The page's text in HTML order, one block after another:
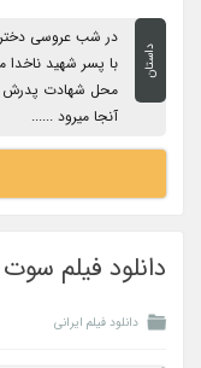
داستان
در شب عروسی دختر
با پسر شهید
محل شهادت پدرش
آنجا میرود ......
دانلود فیلم
دانلود فیلم ایرانی